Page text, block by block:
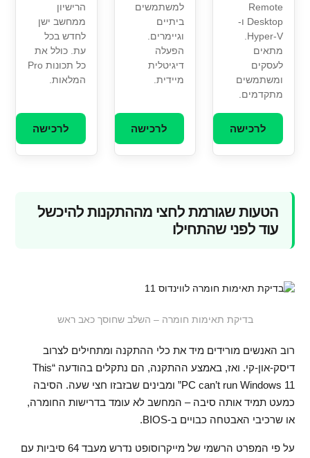
Remote
Desktop ו-
מתאים
לעסקים
ומשתמשים
מתקדמים.
לרכישה
למשתמשים
ביתיים
וגיימרים.
הפעלה
דיגיטלית
מיידית.
לרכישה
הרישיון
ממחשב ישן
לחדש בכל
עת. כולל את
כל תכונות Pro
המלאות.
לרכישה
הטעות שגורמת לחצי מההתקנות להיכשל
עוד לפני שהתחילו
בדיקת תאימות חומרה – השלב שחוסך כאב ראש
רוב האנשים מורידים מיד את כלי ההתקנה ומתחילים לצרוב
דיסק-און-קי. ואז, באמצע ההתקנה, הם נתקלים בהודעה “This
PC can’t run Windows 11” ומבינים שבזבזו חצי שעה. הסיבה
כמעט תמיד אותה סיבה – המחשב לא עומד בדרישות החומרה,
או שרכיבי האבטחה כבויים ב-BIOS.
על פי המפרט הרשמי של מייקרוסופט נדרש מעבד 64 סיביות עם